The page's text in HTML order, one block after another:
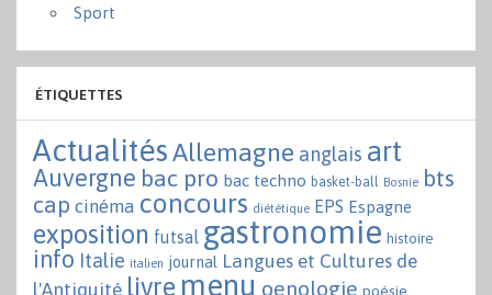
Sport
ÉTIQUETTES
ActualitésAllemagne anglais art
Auvergne bac pro bac techno basket-ball Bosnie bts
cap cinéma concours diététique EPS Espagne
exposition futsal gastronomie histoire
info Italie italien journal Langues et Cultures de
l'Antiquité livre menu oenologie poésie